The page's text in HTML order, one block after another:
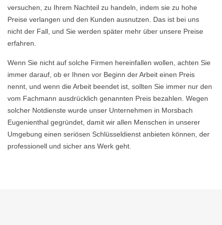
versuchen, zu Ihrem Nachteil zu handeln, indem sie zu hohe
Preise verlangen und den Kunden ausnutzen. Das ist bei uns
nicht der Fall, und Sie werden später mehr über unsere Preise
erfahren.
Wenn Sie nicht auf solche Firmen hereinfallen wollen, achten Sie
immer darauf, ob er Ihnen vor Beginn der Arbeit einen Preis
nennt, und wenn die Arbeit beendet ist, sollten Sie immer nur den
vom Fachmann ausdrücklich genannten Preis bezahlen. Wegen
solcher Notdienste wurde unser Unternehmen in Morsbach
Eugenienthal gegründet, damit wir allen Menschen in unserer
Umgebung einen seriösen Schlüsseldienst anbieten können, der
professionell und sicher ans Werk geht.